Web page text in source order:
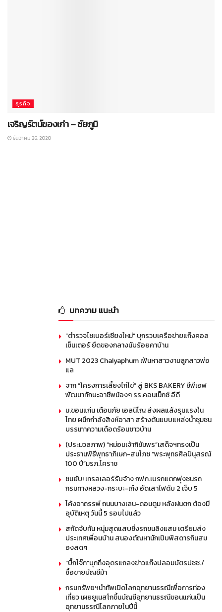
ธุรกิจ
เจริญรัตน์ของเก่า – ชัยภูมิ
ธันวาคม 26, 2020
บทความ แนะนำ
“ตำรวจไซเบอร์เชียงใหม่” บุกรวบเครือข่ายแก๊งคอล
เซ็นเตอร์ ยึดของกลางนับร้อยคาบ้าน
MUT 2023 Chaiyaphum เฟ้นหาสาวงามลูกสาวพ่อ
แล
จาก “โครงการเลี้ยงไก่ไข่” สู่ BKS BAKERY ซีพีเอฟ
พัฒนาทักษะอาชีพน้องๆ รร.คอนเน็กซ์ อีดี
ม.ขอนแก่น เตือนภัย เอลนีโญ ส่งผลแล้งรุนแรงใน
ไทย ผนึกกำลังสิงห์อาสา สร้างต้นแบบแหล่งน้ำชุมชน
บรรเทาความเดือดร้อนชาวบ้าน
(ประมวลภาพ) “หม่อมเจ้าฑิฆัมพร”เสด็จฯทรงเป็น
ประธานพิธีพุทธาภิเษก-สมโภช “พระพุทธศิลป์นุสรณ์
100 ปี”มรภ.โคราช
ชนยับ! เทรลเลอร์รับจ้าง กฟภ.เบรกแตกพุ่งชนรถ
กรมทางหลวง-กระบะ-เก๋ง อัดเสาไฟดับ 2 เจ็บ 5
โค้งอาถรรพ์ ถนนบางเลน-ดอนตูม หลังฝนตก ต้องมี
อุบัติเหตุ วันนี้ 5 รอบไปแล้ว
สกัดจับทัน หนุ่มสุดแสบซิ่งรถขนลิงแสม เตรียมส่ง
ประเทศเพื่อนบ้าน สนองตัณหานักเปิบพิสดารกินสม
องสดๆ
“บิ๊กโจ๊ก”บุกถึงอุดรแถลงข่าวแก๊งปลอมบัตรปชช./
ซื้อขายบัญชีม้า
กรมทรัพยฯนำทัพเปิดโลกอุทยานธรณีเพื่อการท่อง
เที่ยว เผยยูเนสโกขึ้นบัญชีอุทยานธรณีขอนแก่นเป็น
อุทยานธรณีโลกภายในปีนี้